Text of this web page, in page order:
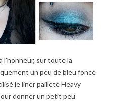
l’honneur, sur toute la
un peu de bleu foncé
le liner pailleté Heavy
donner un petit peu